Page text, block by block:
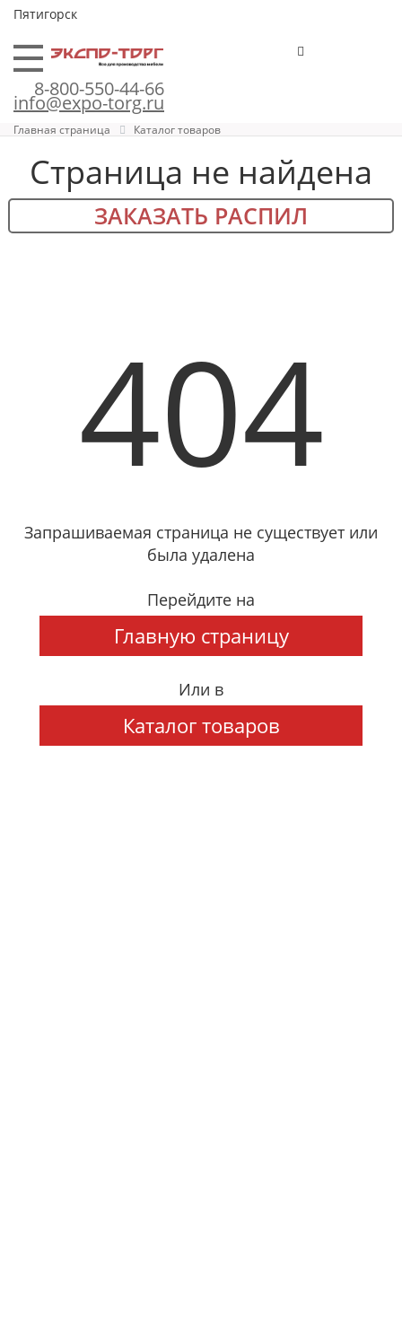
Пятигорск
8-800-550-44-66
info@expo-torg.ru
Главная страница Каталог товаров
Страница не найдена
ЗАКАЗАТЬ РАСПИЛ
404
Запрашиваемая страница не существует или
была удалена
Перейдите на
Главную страницу
Или в
Каталог товаров